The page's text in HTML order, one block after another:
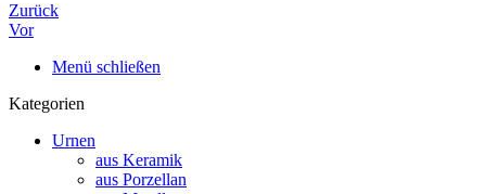
Zurück
Vor
Menü schließen
Kategorien
Urnen
aus Keramik
aus Porzellan